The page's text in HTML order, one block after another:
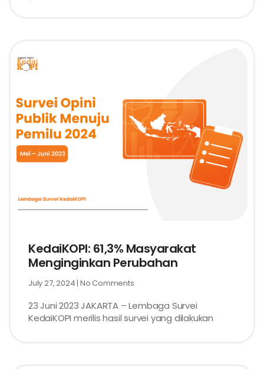
KedaiKOPI: 61,3% Masyarakat
Menginginkan Perubahan
July 27, 2024 No Comments
23 Juni 2023 JAKARTA – Lembaga Survei
KedaiKOPI merilis hasil survei yang dilakukan